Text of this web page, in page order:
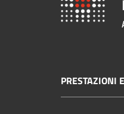
PRESTAZIONI